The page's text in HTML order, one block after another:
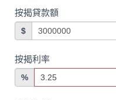
按揭貸款額
$
按揭利率
%